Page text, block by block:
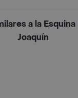
a la
Joaquín